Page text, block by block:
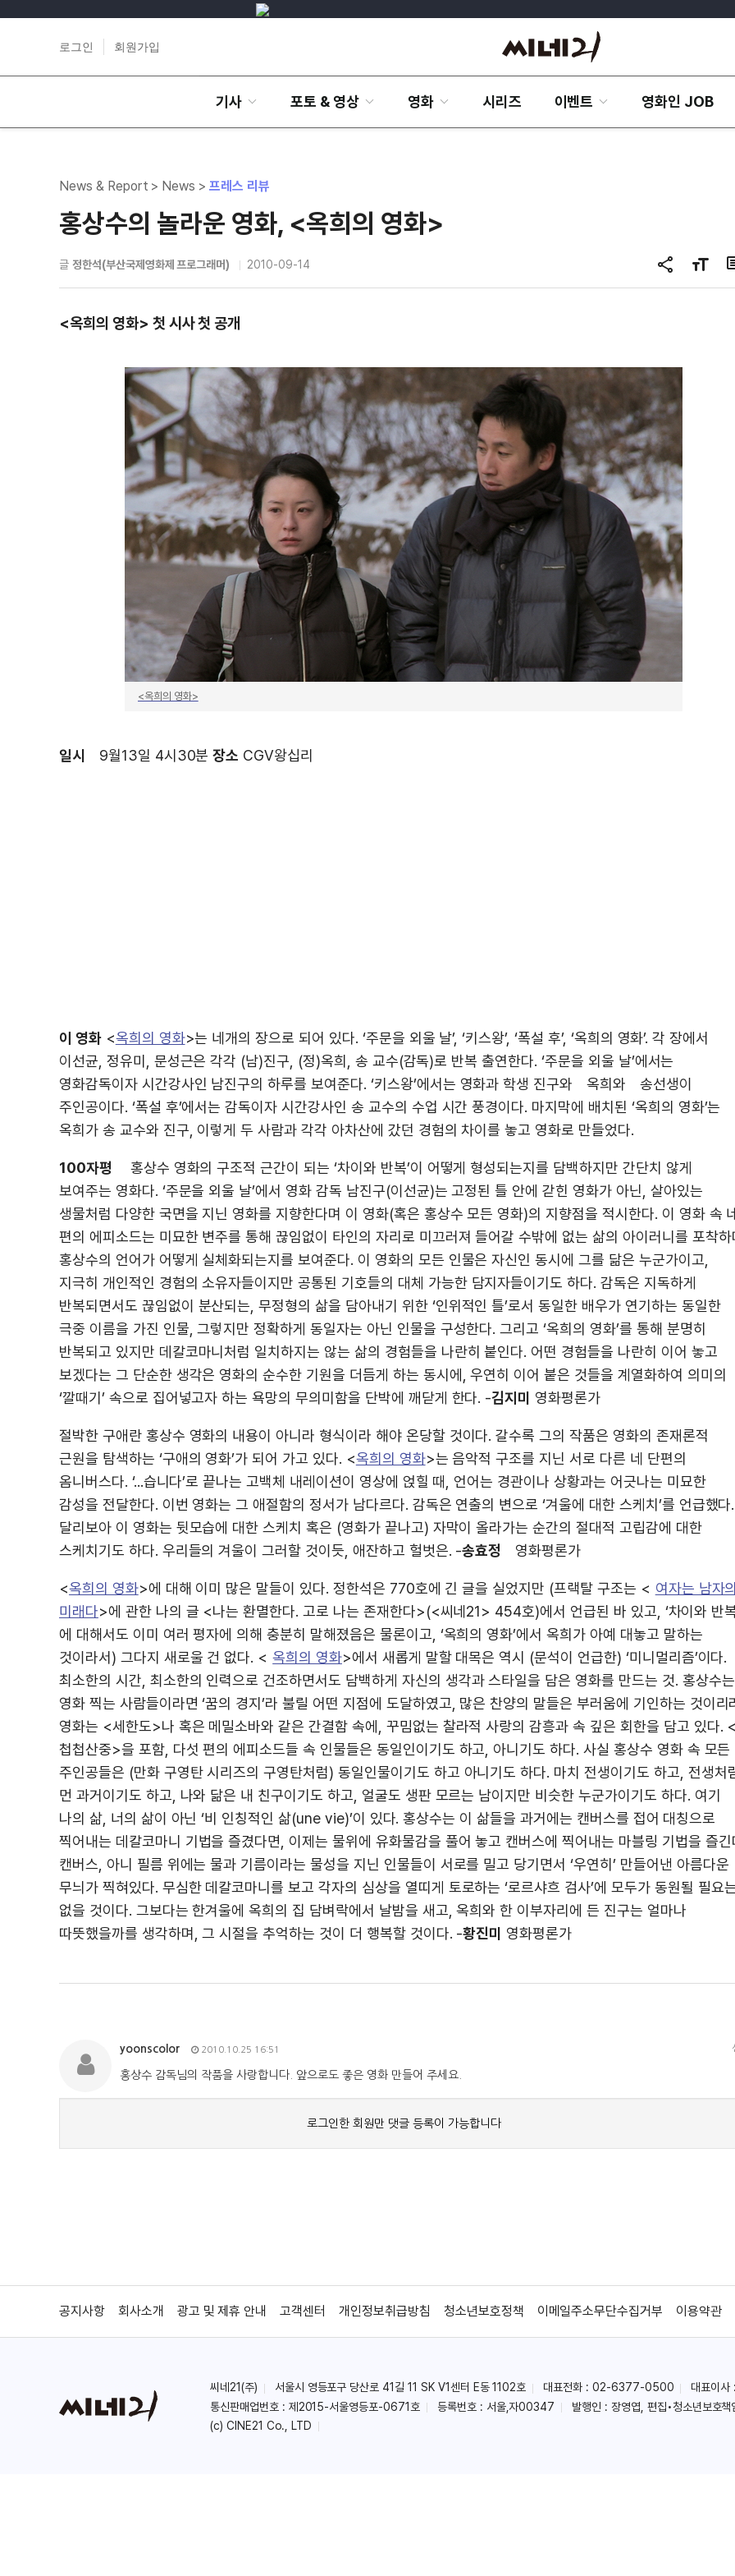
로그인 회원가입
기사 포토 & 영상 영화 시리즈 이벤트 영화인 JOB
News & Report > News >프레스 리뷰
홍상수의 놀라운 영화, <옥희의 영화>
글 정한석(부산국제영화제 프로그래머) 2010-09-14
공
유
글
자
<옥희의 영화> 첫 시사 첫 공개
<옥희의 영화>
일시 9월13일 4시30분장소 CGV왕십리
이 영화<옥희의 영화>는 네개의 장으로 되어 있다. ‘주문을 외울 날’, ‘키스왕’, ‘폭설 후’, ‘옥희의 영화’. 각 장에서
이선균, 정유미, 문성근은 각각 (남)진구, (정)옥희, 송 교수(감독)로 반복 출연한다. ‘주문을 외울 날’에서는
영화감독이자 시간강사인 남진구의 하루를 보여준다. ‘키스왕’에서는 영화과 학생 진구와 옥희와 송선생이
주인공이다. ‘폭설 후’에서는 감독이자 시간강사인 송 교수의 수업 시간 풍경이다. 마지막에 배치된 ‘옥희의 영화’는
옥희가 송 교수와 진구, 이렇게 두 사람과 각각 아차산에 갔던 경험의 차이를 놓고 영화로 만들었다.
100자평 홍상수 영화의 구조적 근간이 되는 ‘차이와 반복’이 어떻게 형성되는지를 담백하지만 간단치 않게
보여주는 영화다. ‘주문을 외울 날’에서 영화 감독 남진구(이선균)는 고정된 틀 안에 갇힌 영화가 아닌, 살아있는
생물처럼 다양한 국면을 지닌 영화를 지향한다며 이 영화(혹은 홍상수 모든 영화)의 지향점을 적시한다. 이 영화 속
편의 에피소드는 미묘한 변주를 통해 끊임없이 타인의 자리로 미끄러져 들어갈 수밖에 없는 삶의 아이러니를 포착하
홍상수의 언어가 어떻게 실체화되는지를 보여준다. 이 영화의 모든 인물은 자신인 동시에 그를 닮은 누군가이고,
지극히 개인적인 경험의 소유자들이지만 공통된 기호들의 대체 가능한 담지자들이기도 하다. 감독은 지독하게
반복되면서도 끊임없이 분산되는, 무정형의 삶을 담아내기 위한 ‘인위적인 틀’로서 동일한 배우가 연기하는 동일한
극중 이름을 가진 인물, 그렇지만 정확하게 동일자는 아닌 인물을 구성한다. 그리고 ‘옥희의 영화’를 통해 분명히
반복되고 있지만 데칼코마니처럼 일치하지는 않는 삶의 경험들을 나란히 붙인다. 어떤 경험들을 나란히 이어 놓고
보겠다는 그 단순한 생각은 영화의 순수한 기원을 더듬게 하는 동시에, 우연히 이어 붙은 것들을 계열화하여 의미의
‘깔때기’ 속으로 집어넣고자 하는 욕망의 무의미함을 단박에 깨닫게 한다. -김지미 영화평론가
절박한 구애란 홍상수 영화의 내용이 아니라 형식이라 해야 온당할 것이다. 갈수록 그의 작품은 영화의 존재론적
근원을 탐색하는 ‘구애의 영화’가 되어 가고 있다. <옥희의 영화>는 음악적 구조를 지닌 서로 다른 네 단편의
옴니버스다. ‘...습니다’로 끝나는 고백체 내레이션이 영상에 얹힐 때, 언어는 경관이나 상황과는 어긋나는 미묘한
감성을 전달한다. 이번 영화는 그 애절함의 정서가 남다르다. 감독은 연출의 변으로 ‘겨울에 대한 스케치’를 언급했다.
달리보아 이 영화는 뒷모습에 대한 스케치 혹은 (영화가 끝나고) 자막이 올라가는 순간의 절대적 고립감에 대한
스케치기도 하다. 우리들의 겨울이 그러할 것이듯, 애잔하고 헐벗은. -송효정 영화평론가
<옥희의 영화>에 대해 이미 많은 말들이 있다. 정한석은 770호에 긴 글을 실었지만 (프랙탈 구조는 < 여자는 남자
미래다>에 관한 나의 글 <나는 환멸한다. 고로 나는 존재한다>(<씨네21> 454호)에서 언급된 바 있고, ‘차이와 반
에 대해서도 이미 여러 평자에 의해 충분히 말해졌음은 물론이고, ‘옥희의 영화’에서 옥희가 아예 대놓고 말하는
것이라서) 그다지 새로울 건 없다. < 옥희의 영화>에서 새롭게 말할 대목은 역시 (문석이 언급한) ‘미니멀리즘’이다.
최소한의 시간, 최소한의 인력으로 건조하면서도 담백하게 자신의 생각과 스타일을 담은 영화를 만드는 것. 홍상수는
영화 찍는 사람들이라면 ‘꿈의 경지’라 불릴 어떤 지점에 도달하였고, 많은 찬양의 말들은 부러움에 기인하는 것이리
영화는 <세한도>나 혹은 메밀소바와 같은 간결함 속에, 꾸밈없는 찰라적 사랑의 감흥과 속 깊은 회한을 담고 있다.
첩첩산중>을 포함, 다섯 편의 에피소드들 속 인물들은 동일인이기도 하고, 아니기도 하다. 사실 홍상수 영화 속 모든
주인공들은 (만화 구영탄 시리즈의 구영탄처럼) 동일인물이기도 하고 아니기도 하다. 마치 전생이기도 하고, 전생처
먼 과거이기도 하고, 나와 닮은 내 친구이기도 하고, 얼굴도 생판 모르는 남이지만 비슷한 누군가이기도 하다. 여기
나의 삶, 너의 삶이 아닌 ‘비 인칭적인 삶(une vie)’이 있다. 홍상수는 이 삶들을 과거에는 캔버스를 접어 대칭으로
찍어내는 데칼코마니 기법을 즐겼다면, 이제는 물위에 유화물감을 풀어 놓고 캔버스에 찍어내는 마블링 기법을 즐긴
캔버스, 아니 필름 위에는 물과 기름이라는 물성을 지닌 인물들이 서로를 밀고 당기면서 ‘우연히’ 만들어낸 아름다운
무늬가 찍혀있다. 무심한 데칼코마니를 보고 각자의 심상을 열띠게 토로하는 ‘로르샤흐 검사’에 모두가 동원될 필요
없을 것이다. 그보다는 한겨울에 옥희의 집 담벼락에서 날밤을 새고, 옥희와 한 이부자리에 든 진구는 얼마나
따뜻했을까를 생각하며, 그 시절을 추억하는 것이 더 행복할 것이다. -황진미 영화평론가
공지사항 회사소개 광고 및 제휴 안내 고객센터 개인정보취급방침 청소년보호정책 이메일주소무단수집거부 이용약관
씨네21(주) 서울시 영등포구 당산로 41길 11 SK V1센터 E동 1102호 대표전화 : 02-6377-0500
대표이사
통신판매업번호 : 제2015-서울영등포-0671호
등록번호 : 서울,자00347
발행인 : 장영엽, 편집•청소년보호
(c) CINE21 Co., LTD